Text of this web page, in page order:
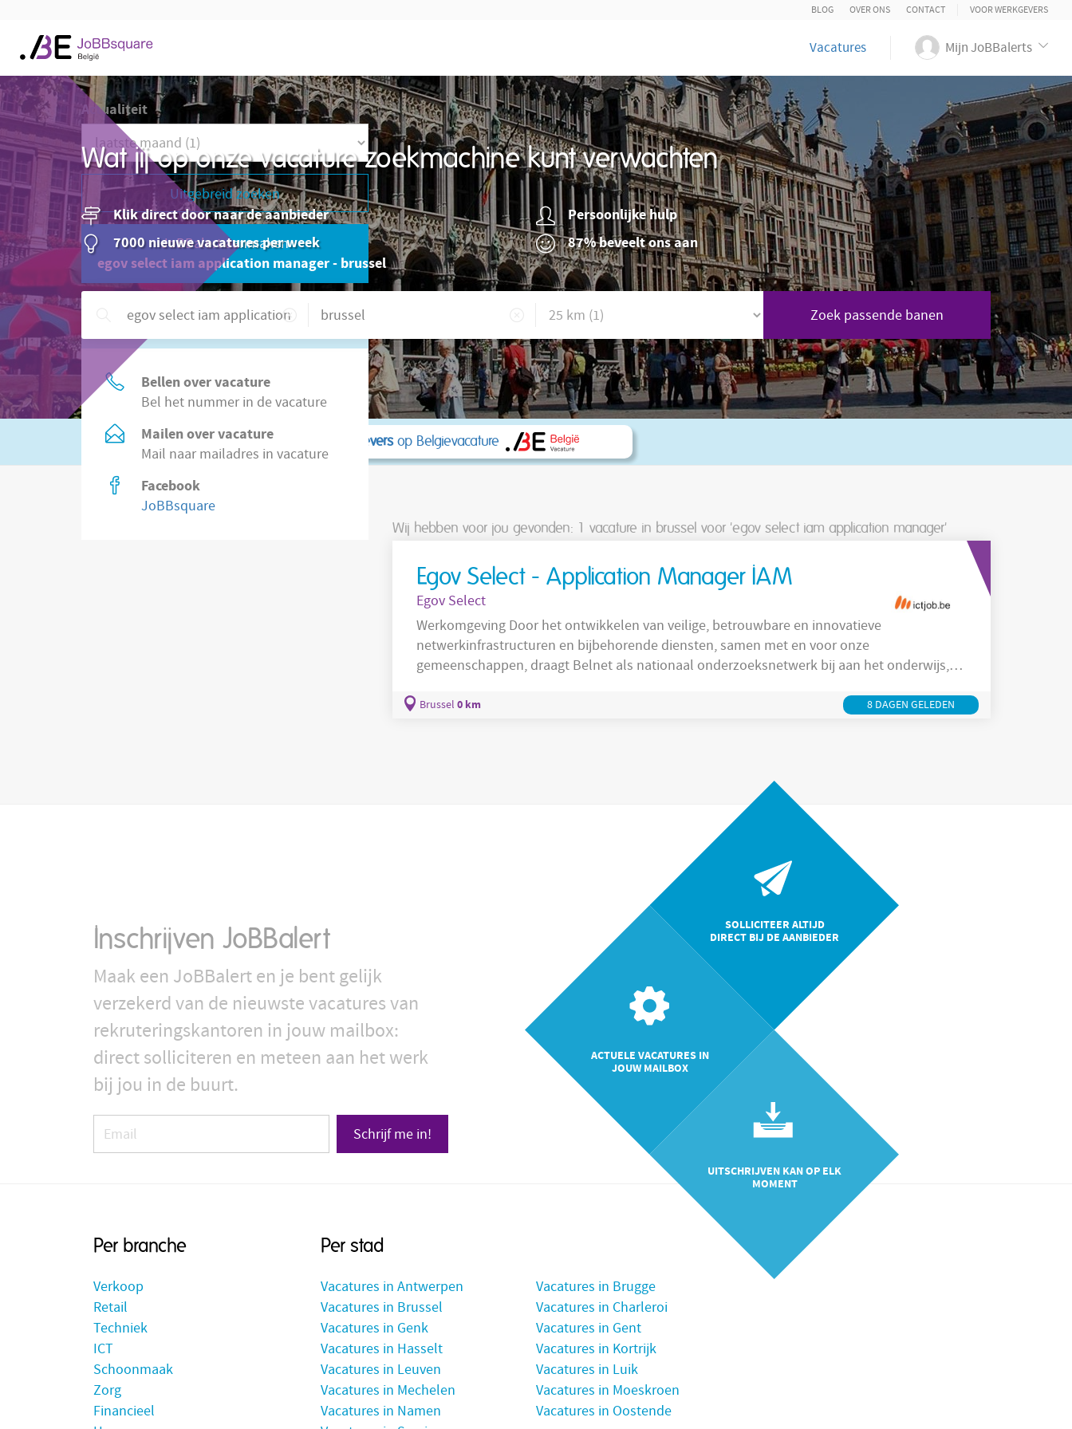
BLOG OVER ONS CONTACT VOOR WERKGEVERS
Vacatures Mijn JoBBalerts
Wat jij op onze vacature zoekmachine kunt verwachten
Klik direct door naar de aanbieder
Persoonlijke hulp
7000 nieuwe vacatures per week
87% beveelt ons aan
Zoek passende banen
Of zoek in2.200 vacatures direct bij werkgeversop Belgievacature
Actualiteit
Uitgebreid zoeken
JoBBalert aanmaken
egov select iam application manager - brussel
Hulp nodig?
Bellen over vacature
Bel het nummer in de vacature
Mailen over vacature
Mail naar mailadres in vacature
Facebook
JoBBsquare
Wij hebben voor jou gevonden: 1 vacature in brussel voor 'egov select iam application manager'
Egov Select - Application Manager IAM
Egov Select
Werkomgeving Door het ontwikkelen van veilige, betrouwbare en innovatieve
netwerkinfrastructuren en bijbehorende diensten, samen met en voor onze
gemeenschappen, draagt Belnet als nationaal onderzoeksnetwerk bij aan het onderwijs,
van een hoogperformant netwerk voor universiteiten, hogescholen, onderzoekscentra en
Brussel 0 km 8 DAGEN GELEDEN
Inschrijven JoBBalert
Maak een JoBBalert en je bent gelijk
verzekerd van de nieuwste vacatures van
rekruteringskantoren in jouw mailbox:
direct solliciteren en meteen aan het werk
bij jou in de buurt.
SOLLICITEER ALTIJD
DIRECT BIJ DE AANBIEDER
ACTUELE VACATURES IN
JOUW MAILBOX
UITSCHRIJVEN KAN OP ELK
MOMENT
Schrijf me in!
Per branche
Verkoop
Retail
Techniek
ICT
Schoonmaak
Zorg
Financieel
Per stad
Vacatures in Antwerpen
Vacatures in Brugge
Vacatures in Brussel
Vacatures in Charleroi
Vacatures in Genk
Vacatures in Gent
Vacatures in Hasselt
Vacatures in Kortrijk
Vacatures in Leuven
Vacatures in Luik
Vacatures in Mechelen
Vacatures in Moeskroen
Vacatures in Namen
Vacatures in Oostende